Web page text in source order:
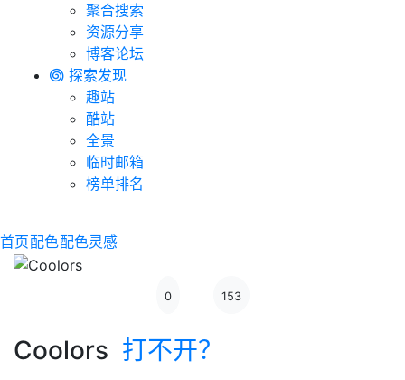
聚合搜索
资源分享
博客论坛
探索发现
趣站
酷站
全景
临时邮箱
榜单排名
首页配色配色灵感
0 153
Coolors 打不开？